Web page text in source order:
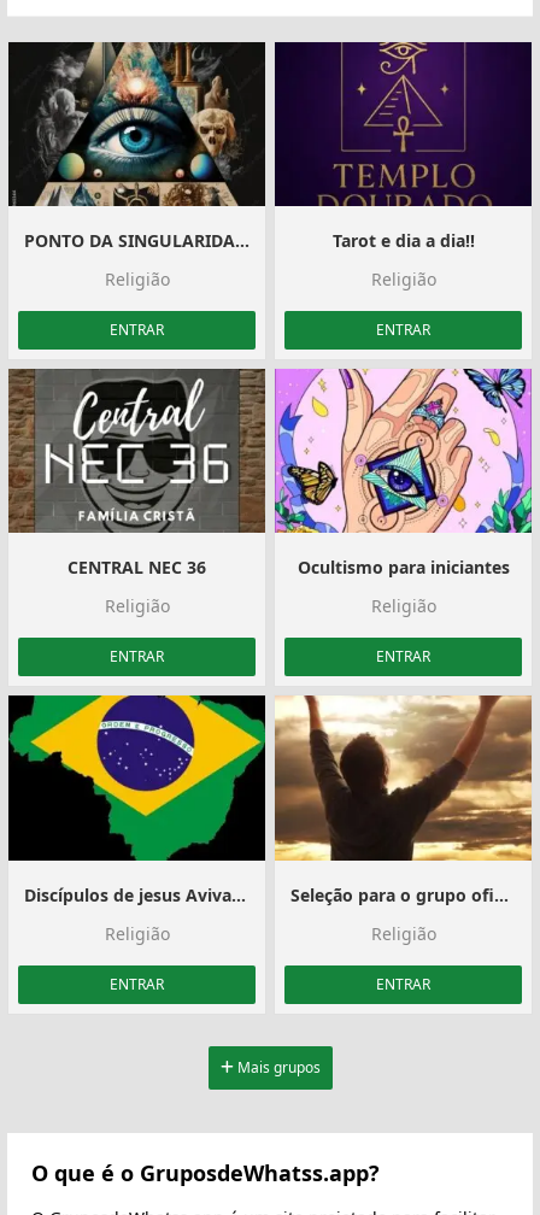
PONTO DA SINGULARIDADE
Religião
ENTRAR
Tarot e dia a dia!!
Religião
ENTRAR
CENTRAL NEC 36
Religião
ENTRAR
Ocultismo para iniciantes
Religião
ENTRAR
Discípulos de jesus Aviva Brasil 🇧🇷
Religião
ENTRAR
Seleção para o grupo oficial
Religião
ENTRAR
Mais grupos
O que é o GruposdeWhatss.app?